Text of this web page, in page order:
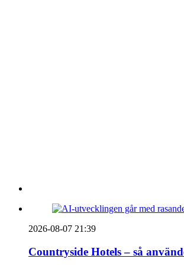
2026-08-07 21:39
Countryside Hotels – så